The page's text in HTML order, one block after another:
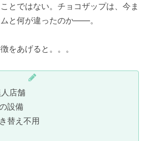
とではない。チョコザップは、今ま
と何が違ったのか――。
をあげると。。。
店舗
設備
替え不用